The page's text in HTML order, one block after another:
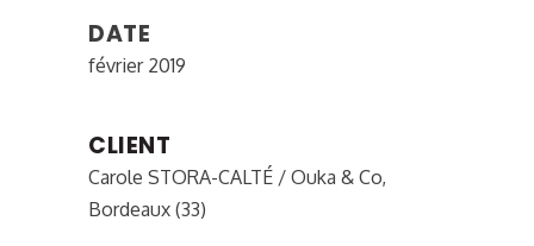
DATE
février 2019
CLIENT
Carole STORA-CALTÉ / Ouka & Co,
Bordeaux (33)